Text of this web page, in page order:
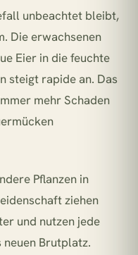
unbeachtet bleibt,
Die erwachsenen
Eier in die feuchte
steigt rapide an. Das
mehr Schaden
Pflanzen in
ziehen
und nutzen jede
neuen Brutplatz.